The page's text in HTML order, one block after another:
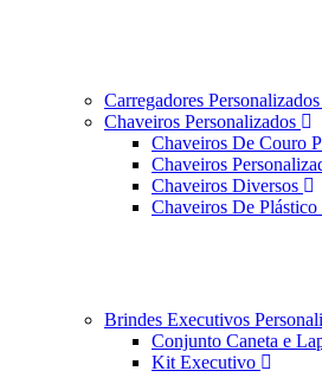
Carregadores Personalizados
Chaveiros Personalizados
Chaveiros De Couro
Chaveiros
Chaveiros Diversos
Chaveiros De Plástico
Brindes Executivos
Conjunto Caneta e
Kit Executivo